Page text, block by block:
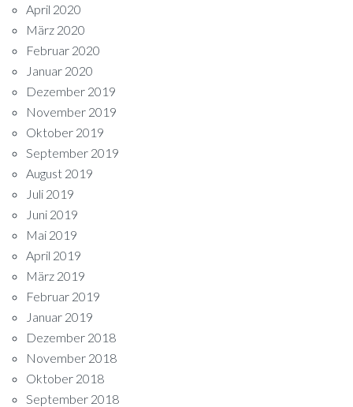
April 2020
März 2020
Februar 2020
Januar 2020
Dezember 2019
November 2019
Oktober 2019
September 2019
August 2019
Juli 2019
Juni 2019
Mai 2019
April 2019
März 2019
Februar 2019
Januar 2019
Dezember 2018
November 2018
Oktober 2018
September 2018